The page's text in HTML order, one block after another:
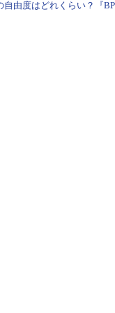
自由度はどれくらい？『